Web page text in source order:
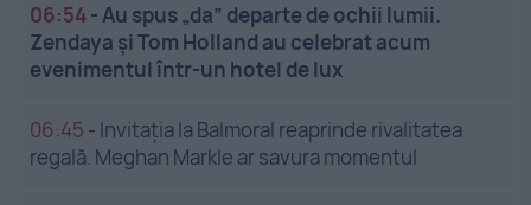
06:54-Au spus „da” departe de ochii lumii.
Zendaya și Tom Holland au celebrat acum
evenimentul într-un hotel de lux
06:45 - Invitația la Balmoral reaprinde rivalitatea
regală. Meghan Markle ar savura momentul